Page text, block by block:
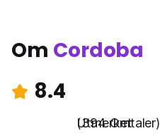
Om Cordoba
8.4
Utmerket
(394 Omtaler)